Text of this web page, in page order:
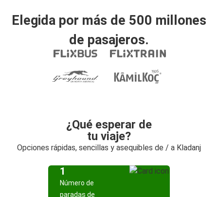
Elegida por más de 500 millones
de pasajeros.
¿Qué esperar de
tu viaje?
Opciones rápidas, sencillas y asequibles de / a Kladanj
1
Número de
paradas de